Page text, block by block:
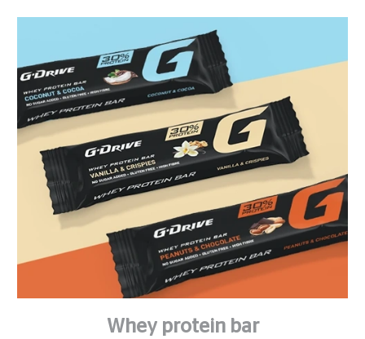
Whey protein bar